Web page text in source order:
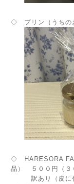
◇ プリン（うちの
◇ HARESORA
品） ５００円（３
訳あり（皮に傷